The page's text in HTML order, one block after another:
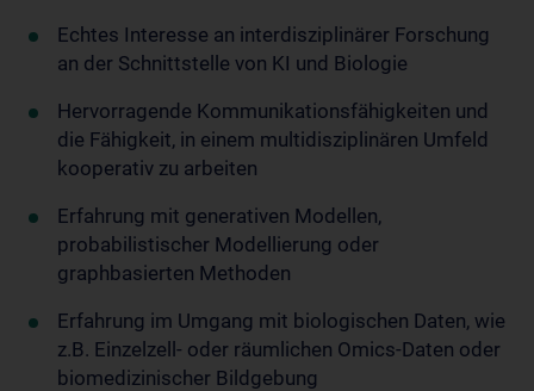
Echtes Interesse an interdisziplinärer Forschung
an der Schnittstelle von KI und Biologie
Hervorragende Kommunikationsfähigkeiten und
die Fähigkeit, in einem multidisziplinären Umfeld
kooperativ zu arbeiten
Erfahrung mit generativen Modellen,
probabilistischer Modellierung oder
graphbasierten Methoden
Erfahrung im Umgang mit biologischen Daten, wie
z.B. Einzelzell- oder räumlichen Omics-Daten oder
biomedizinischer Bildgebung